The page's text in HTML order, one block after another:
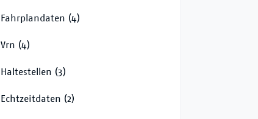
Fahrplandaten (4)
Vrn (4)
Haltestellen (3)
Echtzeitdaten (2)